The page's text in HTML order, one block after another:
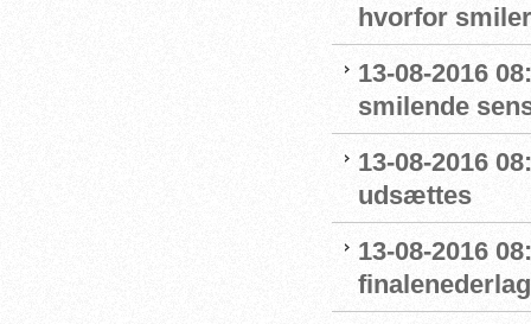
hvorfor
13-08-2016
smilende
13-08-2016
udsættes
13-08-2016
finalenederlag